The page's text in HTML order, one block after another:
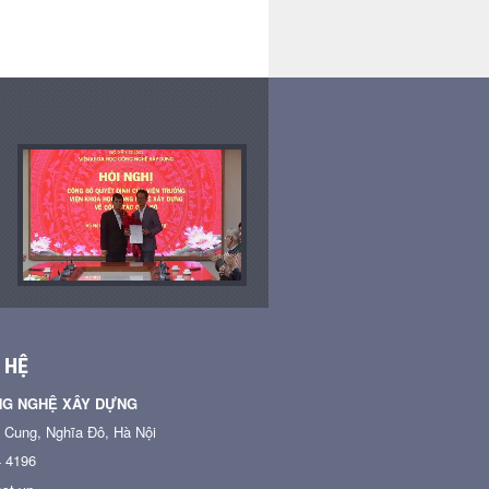
NGHỆ XÂY DỰNG
Nghĩa Đô, Hà Nội
4196